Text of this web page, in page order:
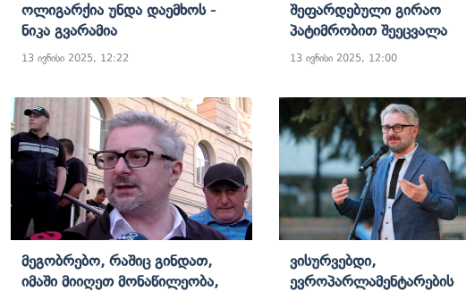
Ოლიგარქია Უნდა Დაემხოს -
Ნიკა Გვარამია
13 ივნისი 2025, 12:22
Შეფარდებული Გირაო
Პატიმრობით Შეეცვალა
13 ივნისი 2025, 12:00
Მეგობრებო, Რაშიც Გინდათ,
Იმაში Მიიღეთ Მონაწილეობა,
Ვისურვებდი,
Ევროპარლამენტარების